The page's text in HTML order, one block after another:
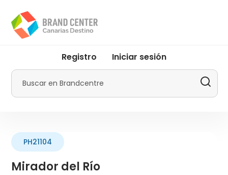
contenido
principal
menu
Promotur
Registro Iniciar sesión
Buscar
Mirador del Río
PH21104